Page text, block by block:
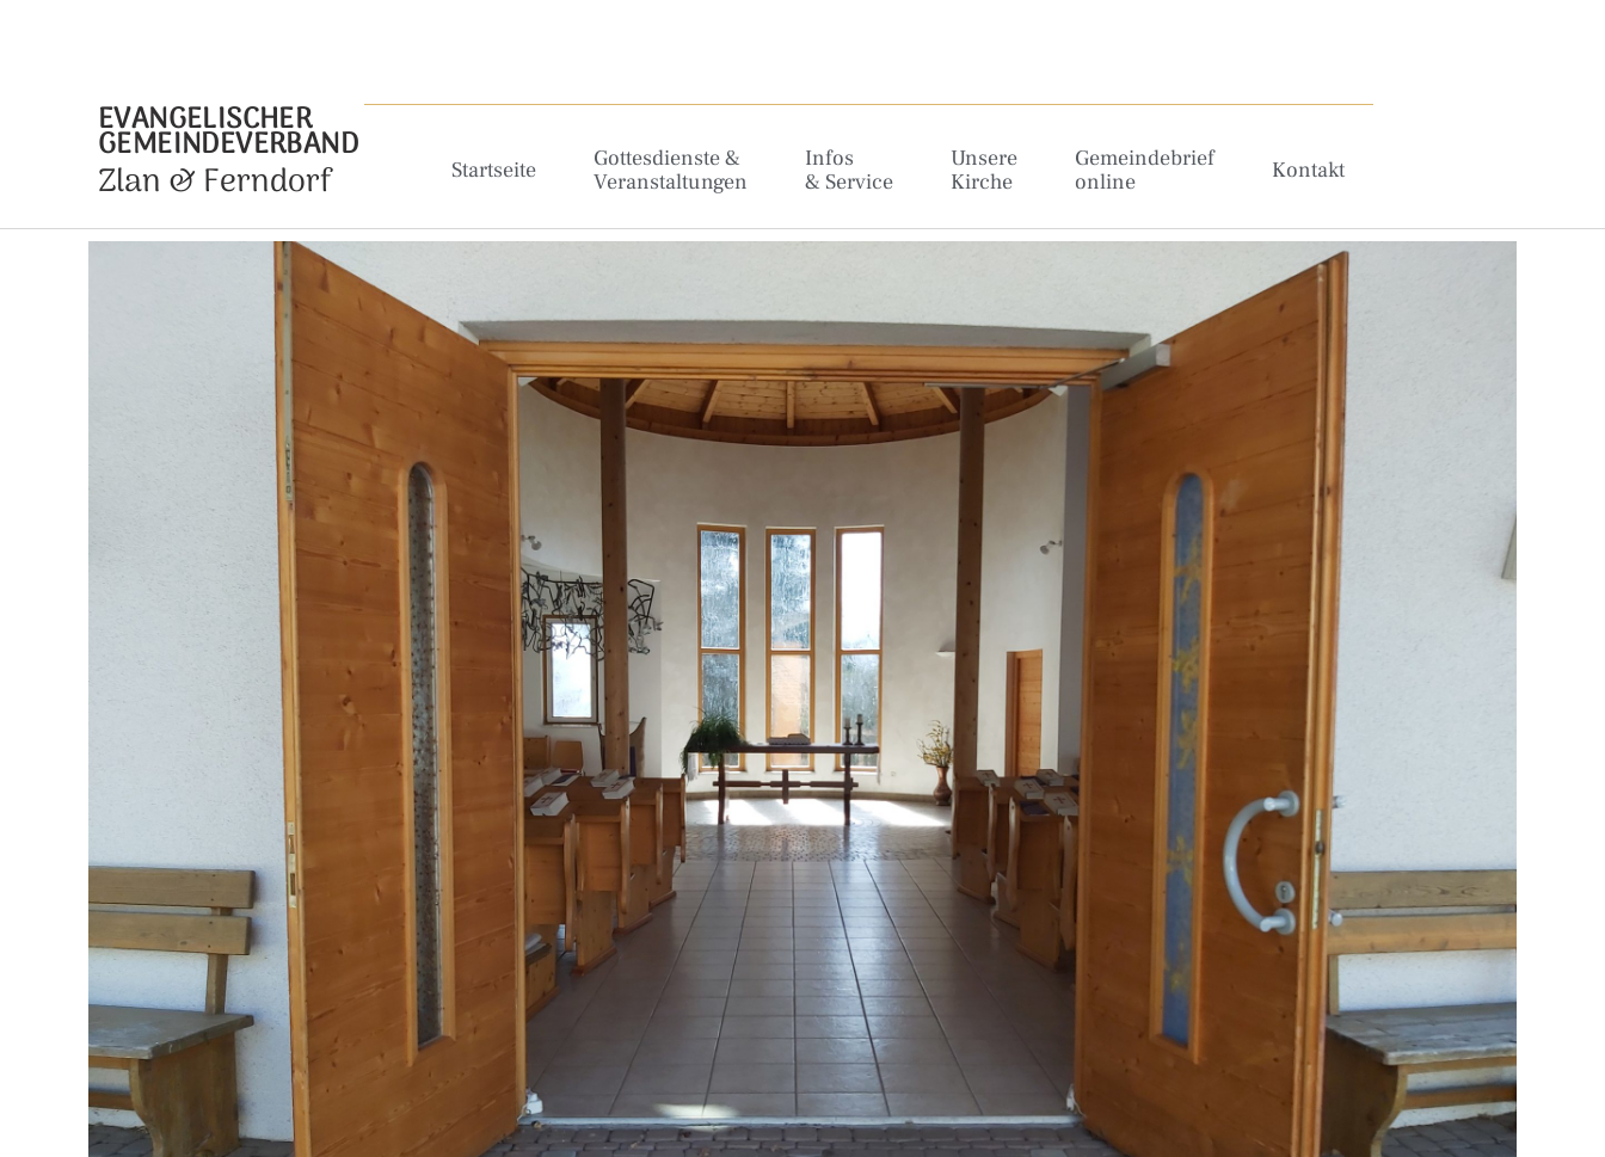
EVANGELISCHER
GEMEINDEVERBAND
Zlan & Ferndorf Startseite
Gottesdienste &
Veranstaltungen
Infos
& Service
Unsere
Kirche
Gemeindebrief
online
Kontakt